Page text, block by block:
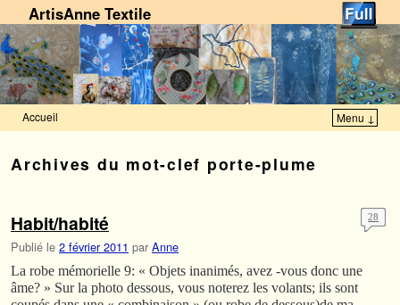
ArtisAnne Textile
Accueil Menu ↓
Archives du mot-clef porte-plume
Habit/habité
Publié le 2 février 2011 par Anne
28
La robe mémorielle 9: « Objets inanimés, avez -vous donc une
âme? » Sur la photo dessous, vous noterez les volants; ils sont